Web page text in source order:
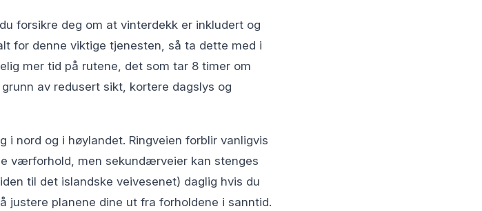
forsikre deg om at vinterdekk er inkludert og
for denne viktige tjenesten, så ta dette med i
mer tid på rutene, det som tar 8 timer om
av redusert sikt, kortere dagslys og
nord og i høylandet. Ringveien forblir vanligvis
værforhold, men sekundærveier kan stenges
til det islandske veivesenet) daglig hvis du
justere planene dine ut fra forholdene i sanntid.